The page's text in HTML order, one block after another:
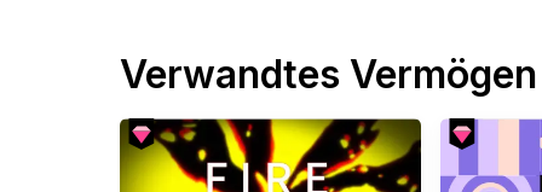
Verwandtes Vermögen